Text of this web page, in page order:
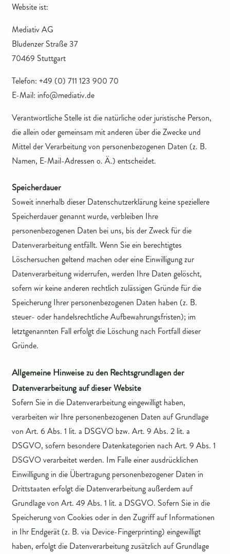
Website ist:
Mediativ AG
Bludenzer Straße 37
70469 Stuttgart
Telefon: +49 (0) 711 123 900 70
E-Mail: info@mediativ.de
Verantwortliche Stelle ist die natürliche oder juristische Person,
die allein oder gemeinsam mit anderen über die Zwecke und
Mittel der Verarbeitung von personenbezogenen Daten (z. B.
Namen, E-Mail-Adressen o. Ä.) entscheidet.
Speicherdauer
Soweit innerhalb dieser Datenschutzerklärung keine speziellere
Speicherdauer genannt wurde, verbleiben Ihre
personenbezogenen Daten bei uns, bis der Zweck für die
Datenverarbeitung entfällt. Wenn Sie ein berechtigtes
Löschersuchen geltend machen oder eine Einwilligung zur
Datenverarbeitung widerrufen, werden Ihre Daten gelöscht,
sofern wir keine anderen rechtlich zulässigen Gründe für die
Speicherung Ihrer personenbezogenen Daten haben (z. B.
steuer- oder handelsrechtliche Aufbewahrungsfristen); im
letztgenannten Fall erfolgt die Löschung nach Fortfall dieser
Gründe.
Allgemeine Hinweise zu den Rechtsgrundlagen der
Datenverarbeitung auf dieser Website
Sofern Sie in die Datenverarbeitung eingewilligt haben,
verarbeiten wir Ihre personenbezogenen Daten auf Grundlage
von Art. 6 Abs. 1 lit. a DSGVO bzw. Art. 9 Abs. 2 lit. a
DSGVO, sofern besondere Datenkategorien nach Art. 9 Abs. 1
DSGVO verarbeitet werden. Im Falle einer ausdrücklichen
Einwilligung in die Übertragung personenbezogener Daten in
Drittstaaten erfolgt die Datenverarbeitung außerdem auf
Grundlage von Art. 49 Abs. 1 lit. a DSGVO. Sofern Sie in die
Speicherung von Cookies oder in den Zugriff auf Informationen
in Ihr Endgerät (z. B. via Device-Fingerprinting) eingewilligt
haben, erfolgt die Datenverarbeitung zusätzlich auf Grundlage